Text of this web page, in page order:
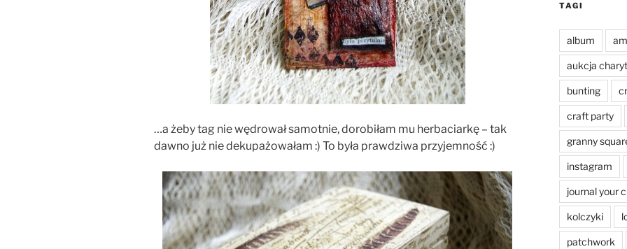
…a żeby tag nie wędrował samotnie, dorobiłam mu herbaciarkę – tak
dawno już nie dekupażowałam :) To była prawdziwa przyjemność :)
TAGI
album
aukcja
bunting
craft party
granny
instagram
journal your
kolczyki
patchwork